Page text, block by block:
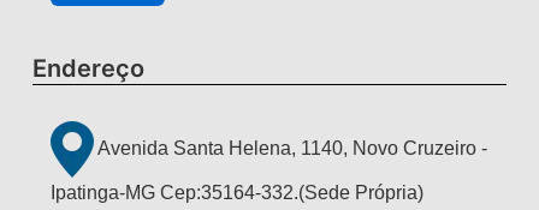
Endereço
Avenida Santa Helena, 1140, Novo Cruzeiro -
Ipatinga-MG Cep:35164-332.(Sede Própria)